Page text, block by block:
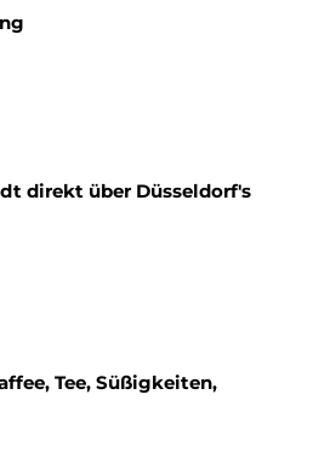
direkt über Düsseldorf's
Tee, Süßigkeiten,